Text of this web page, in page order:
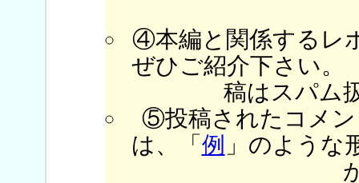
④本編と関係するレ
ぜひご紹介下さい。
稿はスパム
⑤投稿されたコメン
は、「 例 」のような